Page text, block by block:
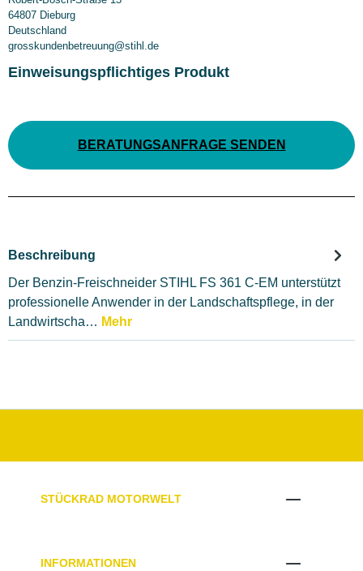
64807 Dieburg
Deutschland
grosskundenbetreuung@stihl.de
Einweisungspflichtiges Produkt
BERATUNGSANFRAGE SENDEN
Beschreibung
Der Benzin-Freischneider STIHL FS 361 C-EM unterstützt
professionelle Anwender in der Landschaftspflege, in der
Landwirtscha… Mehr
STÜCKRAD MOTORWELT
INFORMATIONEN